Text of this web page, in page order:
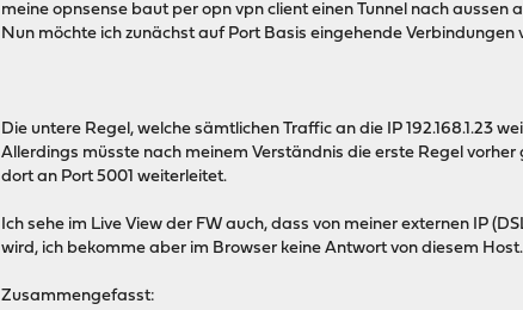
meine opnsense baut per opn vpn client einen Tunnel nach aussen
Nun möchte ich zunächst auf Port Basis eingehende
Die untere Regel, welche sämtlichen Traffic an die IP 192.168.1.23
Allerdings müsste nach meinem Verständnis die erste Regel
dort an Port 5001 weiterleitet.
Ich sehe im Live View der FW auch, dass von meiner externen IP
wird, ich bekomme aber im Browser keine Antwort von diesem Host.
Zusammengefasst: